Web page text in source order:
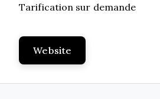
Tarification sur demande
Website